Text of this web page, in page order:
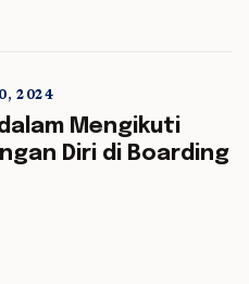
5 min read
2024
Mengikuti
Diri di Boarding